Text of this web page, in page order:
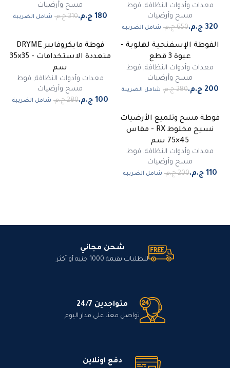
معدات وأدوات النظافة, فوط
مسح وأرضيات
شامل الضريبة
مسح وأرضيات
شامل الضريبة
29
الفوطة الإسفنجية لهلوبة -
عبوة 3 قطع
معدات وأدوات النظافة, فوط
مسح وأرضيات
شامل الضريبة
64
فوطة مايكروفايبر DRYME
متعددة الاستخدامات - 35×35
سم
معدات وأدوات النظافة, فوط
مسح وأرضيات
شامل الضريبة
%
فوطة مسح وتلميع الأرضيات
نسيج مخلوط RX - مقاس
45×75 سم
معدات وأدوات النظافة, فوط
مسح وأرضيات
شامل الضريبة
شحن مجاني
للطلبات بقيمة 1000 جنيه أو أكثر
متواجدين 24/7
تواصل معنا على مدار اليوم
دفع اونلاين